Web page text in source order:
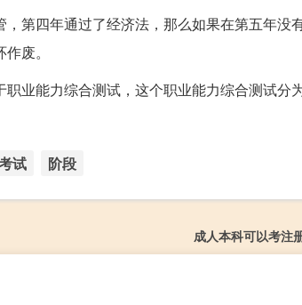
第四年通过了经济法，那么如果在第五年没
废。
业能力综合测试，这个职业能力综合测试分
试 阶段
成人本科可以考注